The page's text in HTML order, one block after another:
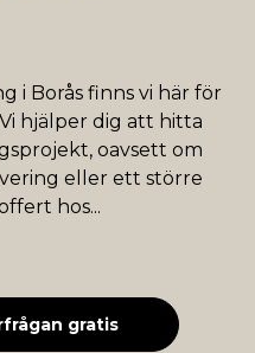
i Borås finns vi här för
hjälper dig att hitta
oavsett om
eller ett större
hos...
gratis